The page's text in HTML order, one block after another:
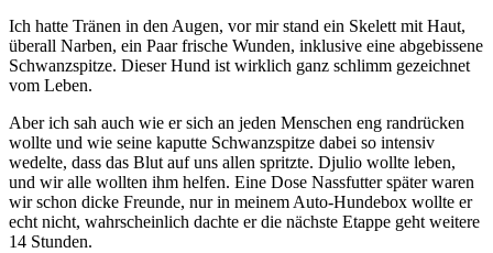
Ich hatte Tränen in den Augen, vor mir stand ein Skelett mit Haut,
überall Narben, ein Paar frische Wunden, inklusive eine abgebissene
Schwanzspitze. Dieser Hund ist wirklich ganz schlimm gezeichnet
vom Leben.
Aber ich sah auch wie er sich an jeden Menschen eng randrücken
wollte und wie seine kaputte Schwanzspitze dabei so intensiv
wedelte, dass das Blut auf uns allen spritzte. Djulio wollte leben,
und wir alle wollten ihm helfen. Eine Dose Nassfutter später waren
wir schon dicke Freunde, nur in meinem Auto-Hundebox wollte er
echt nicht, wahrscheinlich dachte er die nächste Etappe geht weitere
14 Stunden.